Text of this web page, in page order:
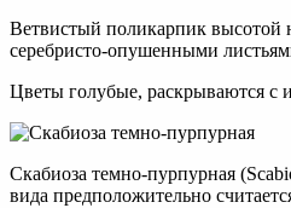
Ветвистый поликарпик высотой
серебристо-опушенными
Цветы голубые, раскрываются с
Скабиоза темно-пурпурная
вида предположительно